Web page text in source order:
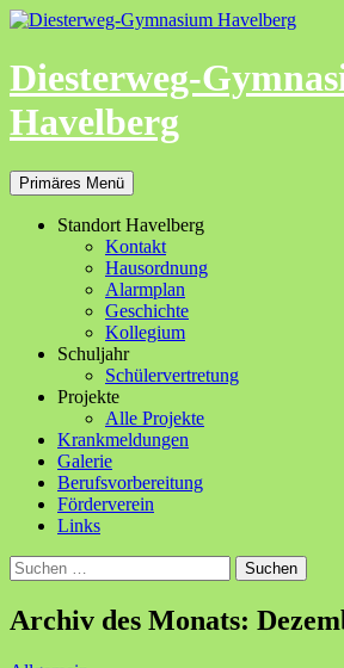
Zum
springen
Diesterweg-
Havelberg
Suchen
Primäres Menü
Standort Havelberg
Kontakt
Hausordnung
Alarmplan
Geschichte
Kollegium
Schuljahr
Schülervertretung
Projekte
Alle Projekte
Krankmeldungen
Galerie
Berufsvorbereitung
Förderverein
Links
Suchen
nach:
Archiv des Monats: